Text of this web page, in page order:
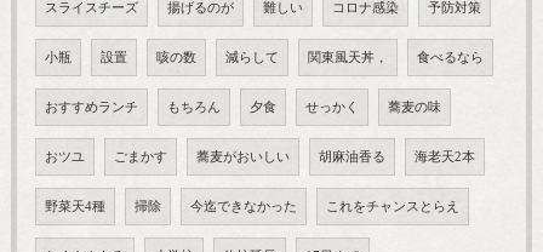
スライスチーズ 揚げるのが 難しい コロナ感染 予防対策
小瓶 設置 咳の数 減らして 関東風天丼， 食べるなら
おすすめランチ もちろん 夕食 せっかく 蕎麦の味
おツユ ごまかす 蕎麦がおいしい 胡麻油香る 海老天2本
野菜天4種 掃除 今迄できなかった これをチャンスとらえ